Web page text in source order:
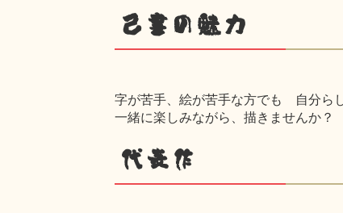
己書の魅力
字が苦手、絵が苦手な方でも 自分ら
一緒に楽しみながら、描きませんか？
代表作